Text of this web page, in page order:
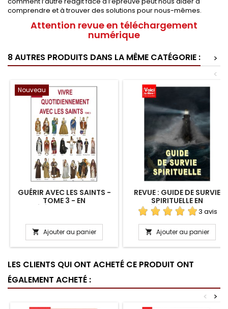
comprendre et à trouver des solutions pour nous-mêmes.
Attention revue en téléchargement
numérique
8 AUTRES PRODUITS DANS LA MÊME CATÉGORIE :
>
<
Nouveau
GUÉRIR AVEC LES SAINTS -
TOME 3 - EN
 Ajouter au panier
REVUE : GUIDE DE SURVIE
SPIRITUELLE EN
TÉLÉCHARGEMENT
3 avis
 Ajouter au panier
LES CLIENTS QUI ONT ACHETÉ CE PRODUIT ONT
ÉGALEMENT ACHETÉ :
>
<